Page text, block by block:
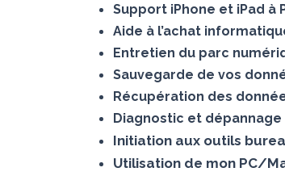
Support iPhone et iPad à
Aide à l’achat
Entretien du parc
Sauvegarde de vos
Récupération des
Diagnostic et dépannage
Initiation aux outils
Utilisation de mon PC/